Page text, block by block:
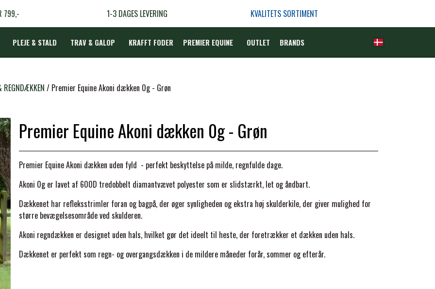
799,- 1-3 DAGES LEVERING KVALITETS SORTIMENT
PLEJE & STALD TRAV & GALOP KRAFFT FODER PREMIER EQUINE OUTLET BRANDS
REGNDÆKKEN Premier Equine Akoni dækken 0g - Grøn
Premier Equine Akoni dækken 0g - Grøn
Premier Equine Akoni dækken uden fyld - perfekt beskyttelse på milde, regnfulde dage.
Akoni 0g er lavet af 600D tredobbelt diamantvævet polyester som er slidstærkt, let og åndbart.
Dækkenet har refleksstrimler foran og bagpå, der øger synligheden og ekstra høj skulderkile, der giver mulighed for
større bevægelsesområde ved skulderen.
Akoni regndækken er designet uden hals, hvilket gør det ideelt til heste, der foretrækker et dækken uden hals.
Dækkenet er perfekt som regn- og overgangsdækken i de mildere måneder forår, sommer og efterår.